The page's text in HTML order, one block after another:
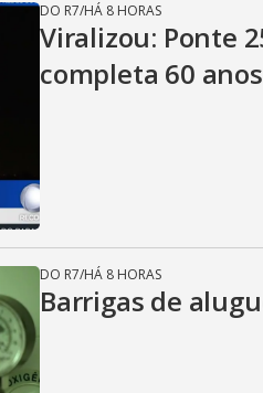
d
e
o
DO R7/HÁ 8 HORAS
Viralizou: Ponte
completa 60 anos
DO R7/HÁ 8 HORAS
Barrigas de